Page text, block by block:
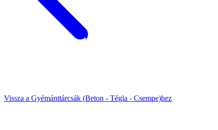
Vissza a Gyémánttárcsák (Beton - Tégla - Csempe)hez